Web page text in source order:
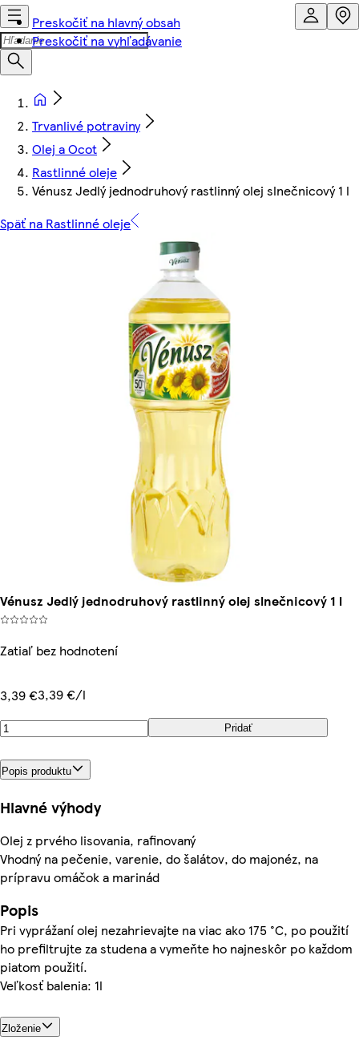
Preskočiť na hlavný obsah
Preskočiť na vyhľadávanie
Trvanlivé potraviny
Olej a Ocot
Rastlinné oleje
Vénusz Jedlý jednodruhový rastlinný olej slnečnicový 1 l
Späť na Rastlinné oleje
Vénusz Jedlý jednodruhový rastlinný olej slnečnicový 1 l
Zatiaľ bez hodnotení
3,39 €3,39 €/l
Pridať
Popis produktu
Hlavné výhody
Olej z prvého lisovania, rafinovaný
Vhodný na pečenie, varenie, do šalátov, do majonéz, na
prípravu omáčok a marinád
Popis
Pri vyprážaní olej nezahrievajte na viac ako 175 °C, po použití
ho prefiltrujte za studena a vymeňte ho najneskôr po každom
piatom použití.
Veľkosť balenia: 1l
Zloženie